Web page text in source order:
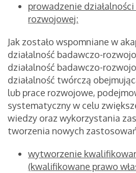
prowadzenie
rozwojowej;
Jak zostało wspomniane w
działalność badawczo-
działalność badawczo-
działalność twórczą
lub prace rozwojowe,
systematyczny w celu
wiedzy oraz wykorzystania
tworzenia nowych
wytworzenie
(kwalifikowane prawo